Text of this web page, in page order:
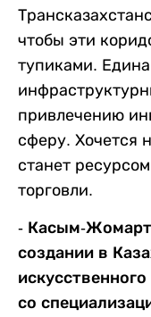
чтобы эти
тупиками.
привлечению
сферу. Хочется
станет
торговли.
- Касым-
создании в
со